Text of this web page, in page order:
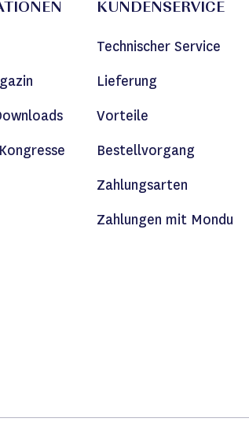
KUNDENSERVICE
Technischer Service
Lieferung
Vorteile
Bestellvorgang
Zahlungsarten
Zahlungen mit Mondu